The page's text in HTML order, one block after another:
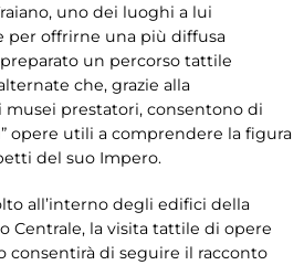
uno dei luoghi a lui
per offrirne una più diffusa
un percorso tattile
che, grazie alla
musei prestatori, consentono di
opere utili a comprendere la figura
del suo Impero.
all’interno degli edifici della
Centrale, la visita tattile di opere
consentirà di seguire il racconto